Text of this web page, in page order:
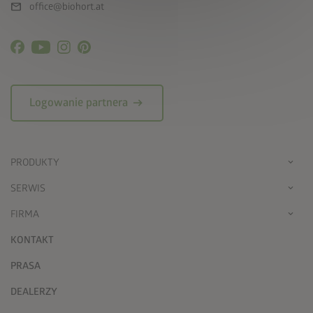
mail office@biohort.at
Logowanie partnera arrow_right_alt
PRODUKTY
SERWIS
FIRMA
KONTAKT
PRASA
DEALERZY